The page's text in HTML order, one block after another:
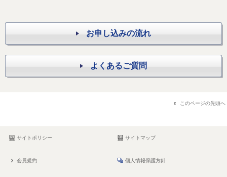
お申し込みの流れ
よくあるご質問
このページの先頭へ
サイトポリシー サイトマップ
会員規約 個人情報保護方針